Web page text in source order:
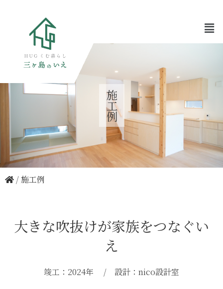
施工例
/施工例
大きな吹抜けが家族をつなぐい
え
竣工：2024年 / 設計：nico設計室